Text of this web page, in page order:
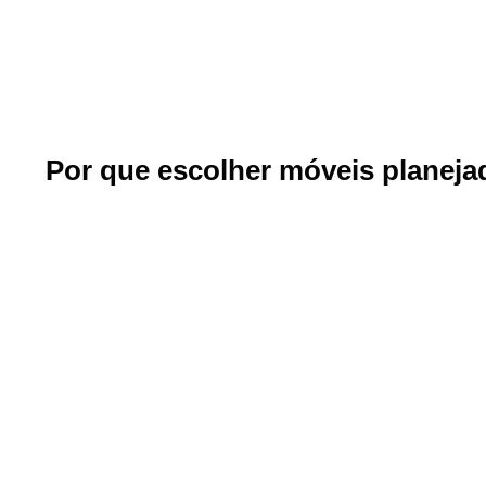
Por que escolher móveis